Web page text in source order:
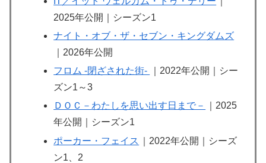
2025年公開｜シーズン1
ナイト・オブ・ザ・セブン・キングダムズ
｜2026年公開
フロム -閉ざされた街-
｜2022年公開｜シー
ズン1～3
ＤＯＣ－わたしを思い出す日まで－
｜2025
年公開｜シーズン1
ポーカー・フェイス
｜2022年公開｜シーズ
ン1、2